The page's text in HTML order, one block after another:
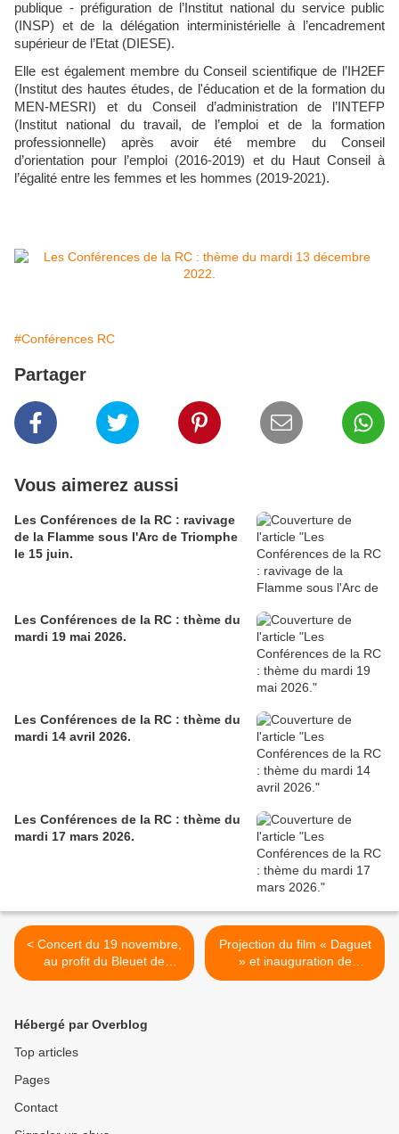
publique - préfiguration de l’Institut national du service public
(INSP) et de la délégation interministérielle à l’encadrement
supérieur de l’Etat (DIESE).
Elle est également membre du Conseil scientifique de l’IH2EF
(Institut des hautes études, de l'éducation et de la formation du
MEN-MESRI) et du Conseil d’administration de l’INTEFP
(Institut national du travail, de l’emploi et de la formation
professionnelle) après avoir été membre du Conseil
d’orientation pour l’emploi (2016-2019) et du Haut Conseil à
l’égalité entre les femmes et les hommes (2019-2021).
#Conférences RC
Partager
Vous aimerez aussi
Les Conférences de la RC : ravivage
de la Flamme sous l'Arc de Triomphe
le 15 juin.
Les Conférences de la RC : thème du
mardi 19 mai 2026.
Les Conférences de la RC : thème du
mardi 14 avril 2026.
Les Conférences de la RC : thème du
mardi 17 mars 2026.
< Concert du 19 novembre,
au profit du Bleuet de
France : les photographies.
Projection du film « Daguet
» et inauguration de
l’exposition de dessins
Hébergé par Overblog
Top articles
Pages
Contact